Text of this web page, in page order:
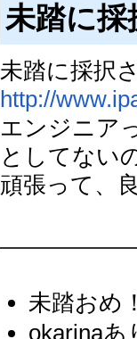
未踏に
未踏に採択
http://
エンジニア
としてない
頑張って、
未踏おめ
okarina